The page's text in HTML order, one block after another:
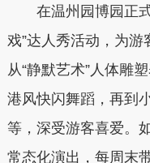
在温州园博园正式
戏”达人秀活动，为游
从“静默艺术”人体雕
港风快闪舞蹈，再到
等，深受游客喜爱。
常态化演出，每周末